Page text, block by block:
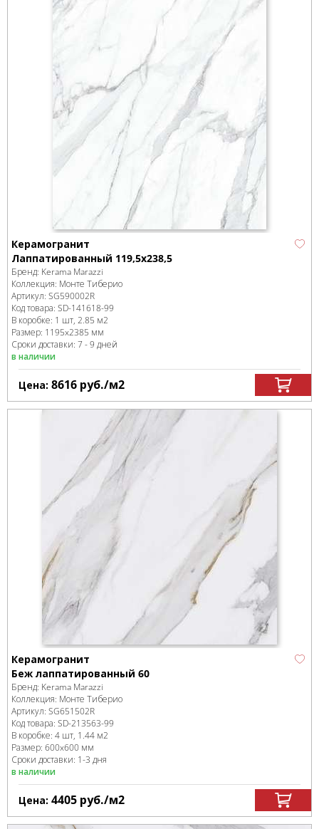
Керамогранит
Лаппатированный 119,5х238,5
Бренд: Kerama Marazzi
Коллекция: Монте Тиберио
Артикул: SG590002R
Код товара: SD-141618-99
В коробке: 1 шт, 2.85 м2
Размер: 1195x2385 мм
Сроки доставки: 7 - 9 дней
в наличии
Цена: 8616 руб./м2
Керамогранит
Беж лаппатированный 60
Бренд: Kerama Marazzi
Коллекция: Монте Тиберио
Артикул: SG651502R
Код товара: SD-213563-99
В коробке: 4 шт, 1.44 м2
Размер: 600x600 мм
Сроки доставки: 1-3 дня
в наличии
Цена: 4405 руб./м2